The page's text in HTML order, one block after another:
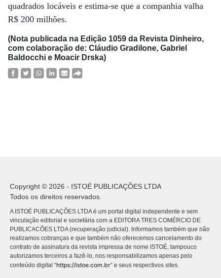
quadrados locáveis e estima-se que a companhia valha
R$ 200 milhões.
(Nota publicada na Edição 1059 da Revista Dinheiro,
com colaboração de: Cláudio Gradilone, Gabriel
Baldocchi e Moacir Drska)
Copyright © 2026 - ISTOÉ PUBLICAÇÕES LTDA
Todos os direitos reservados.
A ISTOÉ PUBLICAÇÕES LTDA é um portal digital independente e sem
vinculação editorial e societária com a EDITORA TRES COMÉRCIO DE
PUBLICACÕES LTDA (recuperação judicial). Informamos também que não
realizamos cobranças e que também não oferecemos cancelamento do
contrato de assinatura da revista impressa de nome ISTOÉ, tampouco
autorizamos terceiros a fazê-lo, nos responsabilizamos apenas pelo
conteúdo digital “https://istoe.com.br” e seus respectivos sites.